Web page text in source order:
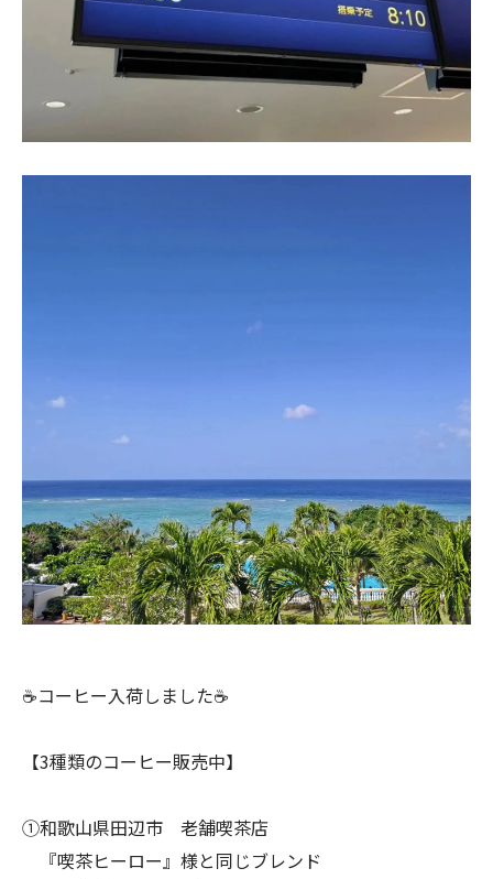
☕コーヒー入荷しました☕
【3種類のコーヒー販売中】
①和歌山県田辺市 老舗喫茶店
『喫茶ヒーロー』様と同じブレンド